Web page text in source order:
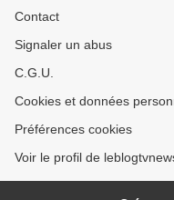
Contact
Signaler un abus
C.G.U.
Cookies et données
Préférences cookies
Voir le profil de